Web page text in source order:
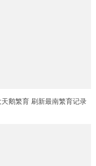
鹅繁育 刷新最南繁育记录